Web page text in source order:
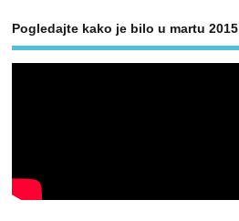
Pogledajte kako je bilo u martu 2015